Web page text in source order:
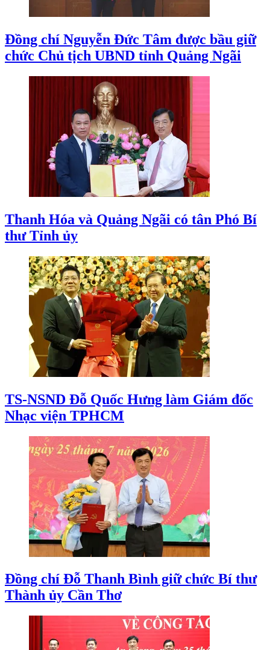
Đồng chí Nguyễn Đức Tâm được bầu giữ
chức Chủ tịch UBND tỉnh Quảng Ngãi
Thanh Hóa và Quảng Ngãi có tân Phó Bí
thư Tỉnh ủy
TS-NSND Đỗ Quốc Hưng làm Giám đốc
Nhạc viện TPHCM
Đồng chí Đỗ Thanh Bình giữ chức Bí thư
Thành ủy Cần Thơ